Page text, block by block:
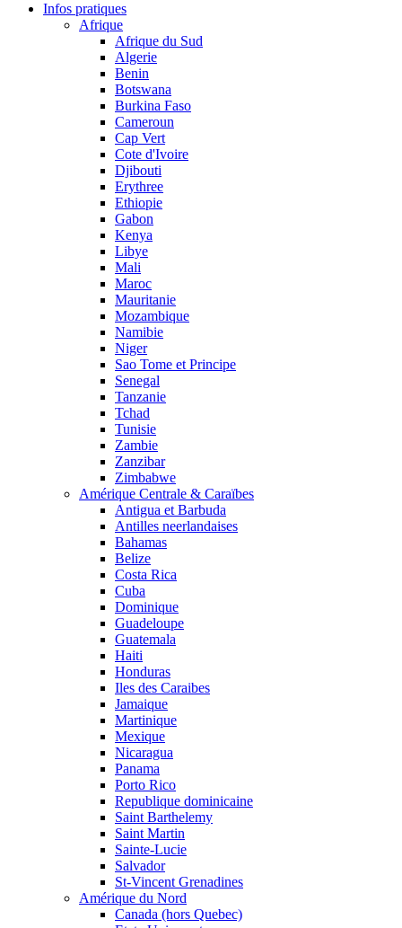
Infos pratiques
Afrique
Afrique du Sud
Algerie
Benin
Botswana
Burkina Faso
Cameroun
Cap Vert
Cote d'Ivoire
Djibouti
Erythree
Ethiopie
Gabon
Kenya
Libye
Mali
Maroc
Mauritanie
Mozambique
Namibie
Niger
Sao Tome et Principe
Senegal
Tanzanie
Tchad
Tunisie
Zambie
Zanzibar
Zimbabwe
Amérique Centrale & Caraïbes
Antigua et Barbuda
Antilles neerlandaises
Bahamas
Belize
Costa Rica
Cuba
Dominique
Guadeloupe
Guatemala
Haiti
Honduras
Iles des Caraibes
Jamaique
Martinique
Mexique
Nicaragua
Panama
Porto Rico
Republique dominicaine
Saint Barthelemy
Saint Martin
Sainte-Lucie
Salvador
St-Vincent Grenadines
Amérique du Nord
Canada (hors Quebec)